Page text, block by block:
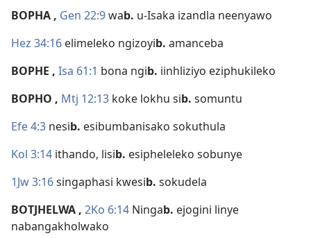
BOPHA, Gen 22:9wab. u-Isaka izandla neenyawo
Hez 34:16 elimeleko ngizoyib. amanceba
BOPHE , Isa 61:1 bona ngib. iinhliziyo eziphukileko
BOPHO , Mtj 12:13 koke lokhu sib. somuntu
Efe 4:3 nesib. esibumbanisako sokuthula
Kol 3:14 ithando, lisib. esipheleleko sobunye
1Jw 3:16singaphasi kwesib. sokudela
BOTJHELWA, 2Ko 6:14 Ningab. ejogini linye
nabangakholwako